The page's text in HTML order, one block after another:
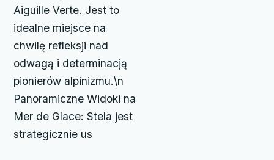
Aiguille Verte. Jest to
idealne miejsce na
chwilę refleksji nad
odwagą i determinacją
pionierów alpinizmu.\n
Panoramiczne Widoki na
Mer de Glace: Stela jest
strategicznie us